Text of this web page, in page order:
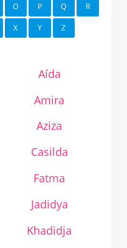
O P Q R
X Y Z
Aída
Amira
Aziza
Casilda
Fatma
Jadidya
Khadidja